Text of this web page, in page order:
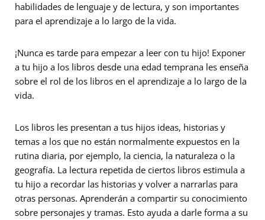
habilidades de lenguaje y de lectura, y son importantes
para el aprendizaje a lo largo de la vida.
¡Nunca es tarde para empezar a leer con tu hijo! Exponer
a tu hijo a los libros desde una edad temprana les enseña
sobre el rol de los libros en el aprendizaje a lo largo de la
vida.
Los libros les presentan a tus hijos ideas, historias y
temas a los que no están normalmente expuestos en la
rutina diaria, por ejemplo, la ciencia, la naturaleza o la
geografía. La lectura repetida de ciertos libros estimula a
tu hijo a recordar las historias y volver a narrarlas para
otras personas. Aprenderán a compartir su conocimiento
sobre personajes y tramas. Esto ayuda a darle forma a su